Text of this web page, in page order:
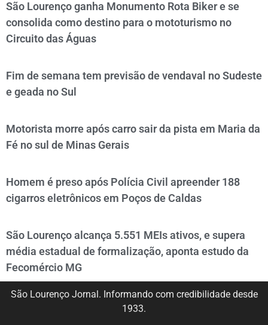
São Lourenço ganha Monumento Rota Biker e se
consolida como destino para o mototurismo no
Circuito das Águas
Fim de semana tem previsão de vendaval no Sudeste
e geada no Sul
Motorista morre após carro sair da pista em Maria da
Fé no sul de Minas Gerais
Homem é preso após Polícia Civil apreender 188
cigarros eletrônicos em Poços de Caldas
São Lourenço alcança 5.551 MEIs ativos, e supera
média estadual de formalização, aponta estudo da
Fecomércio MG
São Lourenço Jornal. Informando com credibilidade desde
1933.